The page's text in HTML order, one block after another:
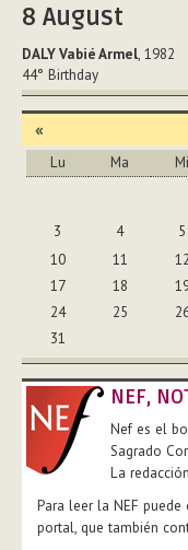
8 August
DALY Vabié Armel, 1982
44° Birthday
«
Lu Ma Mi
3
4 5
10
11 12
17
18
24
25
31
NEF,
Nef es el
Sagrado
La
Para leer la NEF
portal, que también